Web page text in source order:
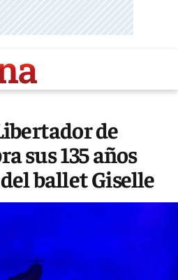
de
sus 135 años
ballet Giselle